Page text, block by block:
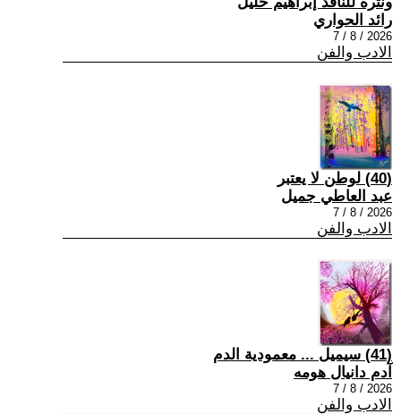
رائد الحواري
2026 / 8 / 7
الادب والفن
(40) لوطن لا يعتبر
عبد العاطي جميل
2026 / 8 / 7
الادب والفن
(41) سيميل ... معمودية الدم
آدم دانيال هومه
2026 / 8 / 7
الادب والفن